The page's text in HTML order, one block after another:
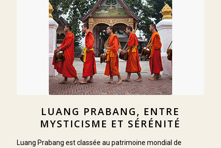
LUANG PRABANG, ENTRE
MYSTICISME ET SÉRÉNITÉ
Luang Prabang est classée au patrimoine mondial de